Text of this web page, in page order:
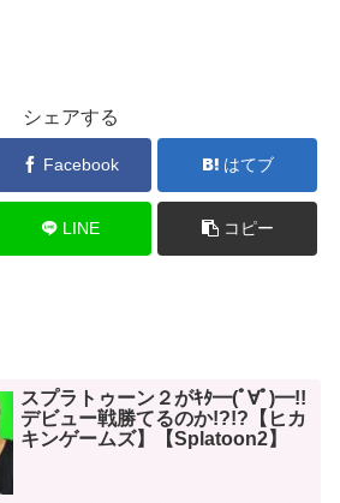
シェアする
Facebook はてブ
LINE コピー
スプラトゥーン２がｷﾀ━(ﾟ∀ﾟ)━!!
デビュー戦勝てるのか!?!?【ヒカ
キンゲームズ】【Splatoon2】